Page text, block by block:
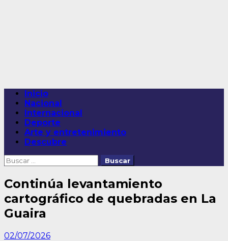
Menú
principal
Inicio
Nacional
Internacional
Deporte
Arte y entretenimiento
Descubre
Buscar:
Continúa levantamiento
cartográfico de quebradas en La
Guaira
02/07/2026